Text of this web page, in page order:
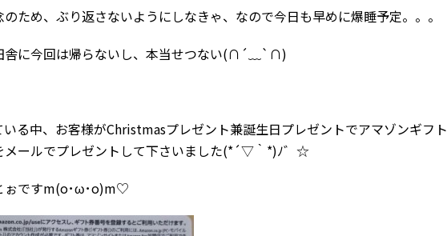
ため、ぶり返さないようにしなきゃ、なので今日も早めに爆睡予定。。。
舎に今回は帰らないし、本当せつない(∩´﹏`∩)
いる中、お客様がChristmasプレゼント兼誕生日プレゼントでアマゾンギフト
メールでプレゼントして下さいました(*´▽｀*)ﾉ゛☆
ぉですm(o･ω･o)m♡